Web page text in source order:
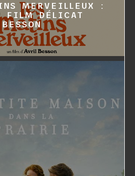
MERVEILLEUX :
FILM DÉLICAT